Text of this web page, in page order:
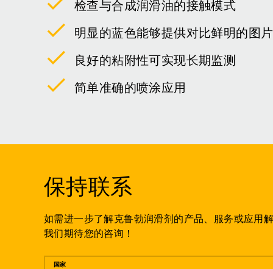
检查与合成润滑油的接触模式
明显的蓝色能够提供对比鲜明的图片
良好的粘附性可实现长期监测
简单准确的喷涂应用
保持联系
如需进一步了解克鲁勃润滑剂的产品、服务或应用
我们期待您的咨询！
留言
国家